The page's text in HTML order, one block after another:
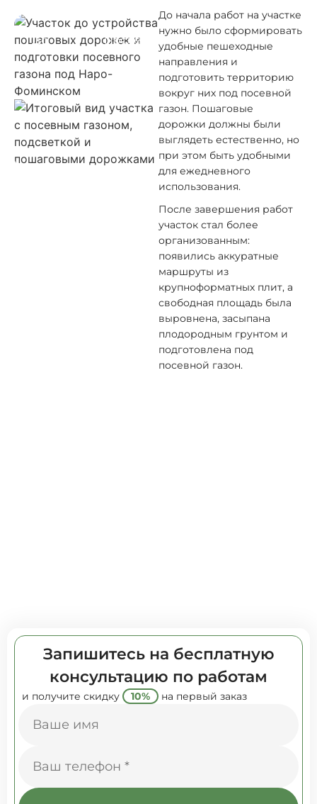
До После
До начала работ на участке
нужно было сформировать
удобные пешеходные
направления и
подготовить территорию
вокруг них под посевной
газон. Пошаговые
дорожки должны были
выглядеть естественно, но
при этом быть удобными
для ежедневного
использования.
После завершения работ
участок стал более
организованным:
появились аккуратные
маршруты из
крупноформатных плит, а
свободная площадь была
выровнена, засыпана
плодородным грунтом и
подготовлена под
посевной газон.
Запишитесь на бесплатную
консультацию по работам
и получите скидку 10% на первый заказ